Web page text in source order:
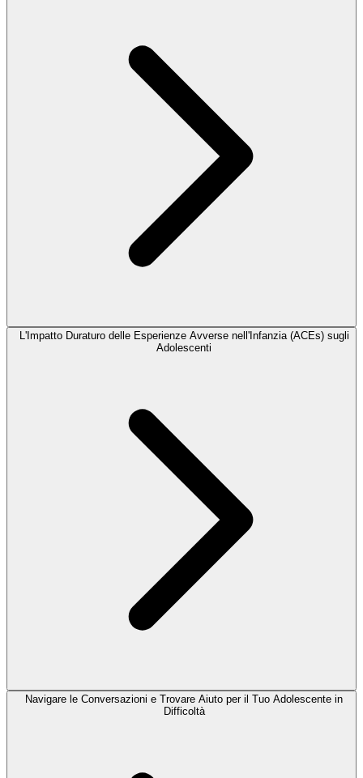
L'Impatto Duraturo delle Esperienze Avverse nell'Infanzia (ACEs) sugli
Adolescenti
Navigare le Conversazioni e Trovare Aiuto per il Tuo Adolescente in
Difficoltà